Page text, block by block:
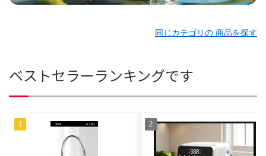
同じカテゴリの 商品を探す
ベストセラーランキングです